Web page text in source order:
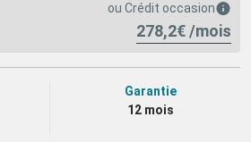
ou Crédit occasion
278,2€ /mois
Garantie
12 mois